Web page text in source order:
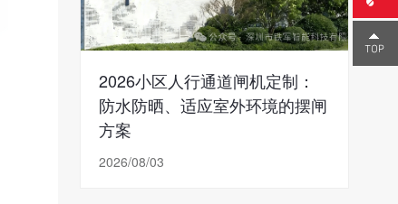
2026小区人行通道闸机定制：
防水防晒、适应室外环境的摆闸
方案
2026/08/03
0755-